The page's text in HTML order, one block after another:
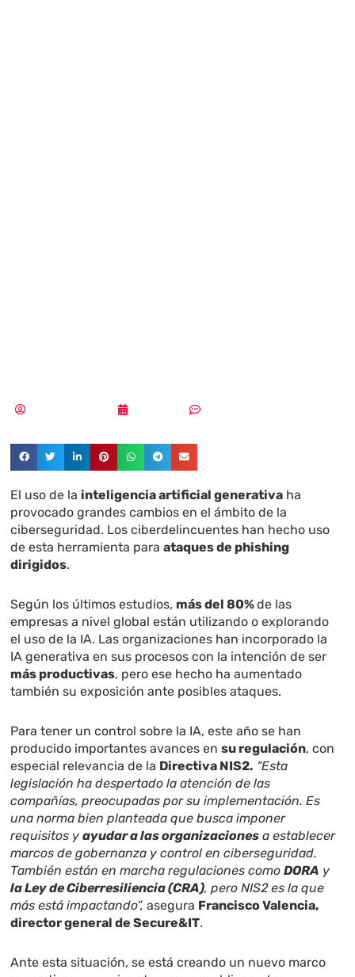
El uso de la inteligencia artificial generativa ha
provocado grandes cambios en el ámbito de la
ciberseguridad. Los ciberdelincuentes han hecho uso
de esta herramienta paraataques de phishing
dirigidos.
Según los últimos estudios, más del 80%de las
empresas a nivel global están utilizando o explorando
el uso de la IA. Las organizaciones han incorporado la
IA generativa en sus procesos con la intención de ser
más productivas, pero ese hecho ha aumentado
también su exposición ante posibles ataques.
Para tener un control sobre la IA, este año se han
producido importantes avances ensu regulación, con
especial relevancia de la Directiva NIS2. “Esta
legislación ha despertado la atención de las
compañías, preocupadas por su implementación. Es
una norma bien planteada que busca imponer
requisitos yayudar a las organizaciones a establecer
marcos de gobernanza y control en ciberseguridad.
También están en marcha regulaciones comoDORA y
la Ley de Ciberresiliencia (CRA), pero NIS2 es la que
más está impactando”, asegura Francisco Valencia,
director general deSecure&IT.
Ante esta situación, se está creando un nuevo marco